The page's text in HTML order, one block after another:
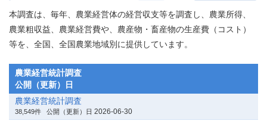
本調査は、毎年、農業経営体の経営収支等を調査し、農業所得、
農業粗収益、農業経営費や、農産物・畜産物の生産費（コスト）
等を、全国、全国農業地域別に提供しています。
農業経営統計調査
公開（更新）日
農業経営統計調査
38,549件 公開（更新）日 2026-06-30